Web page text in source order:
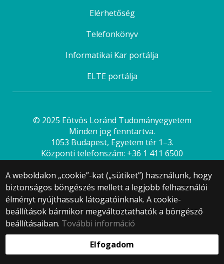
A weboldalon „cookie”-kat („sütiket”) használunk, hogy
biztonságos böngészés mellett a legjobb felhasználói
élményt nyújthassuk látogatóinknak. A cookie-
beállítások bármikor megváltoztathatók a böngésző
beállításaiban. További információ
Elfogadom
Elérhetőség
Telefonkönyv
Informatikai Kar portálja
ELTE portálja
© 2025 Eötvös Loránd Tudományegyetem
Minden jog fenntartva.
1053 Budapest, Egyetem tér 1–3.
Központi telefonszám: +36 1 411 6500